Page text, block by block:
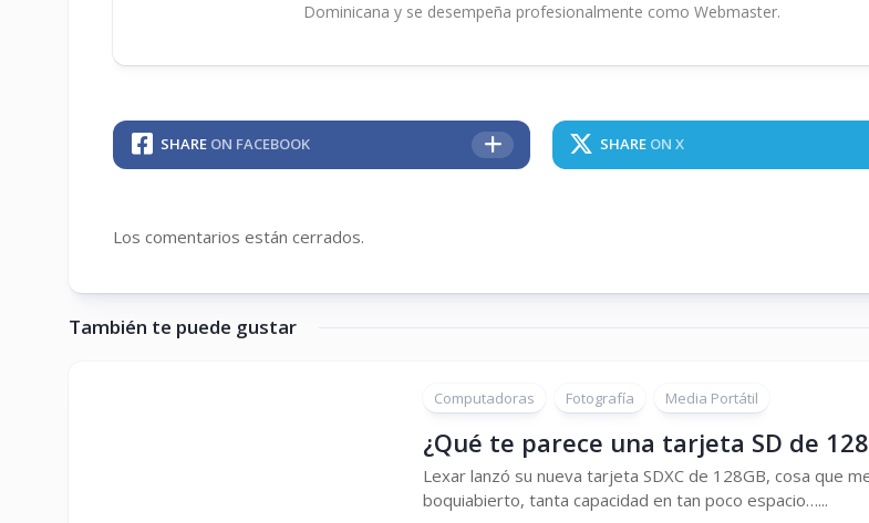
Dominicana y se desempeña profesionalmente como Webmaster.
SHARE ON FACEBOOK SHARE ON X
Los comentarios están cerrados.
También te puede gustar
Computadoras Fotografía Media Portátil
¿Qué te parece una tarjeta SD de
Lexar lanzó su nueva tarjeta SDXC de 128GB, cosa que
boquiabierto, tanta capacidad en tan poco espacio…...